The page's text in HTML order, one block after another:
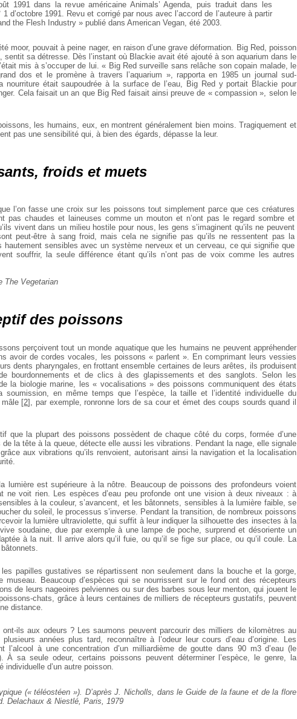
1991 dans la revue américaine Animals’ Agenda, puis traduit dans les
d’octobre 1991. Revu et corrigé par nous avec l’accord de l’auteure à partir
the Flesh Industry » publié dans American Vegan, été 2003.
moor, pouvait à peine nager, en raison d’une grave déformation. Big Red, poisson
sentit sa détresse. Dès l’instant où Blackie avait été ajouté à son aquarium dans le
mis à s’occuper de lui. « Big Red surveille sans relâche son copain malade, le
dos et le promène à travers l’aquarium », rapporta en 1985 un journal sud-
nourriture était saupoudrée à la surface de l’eau, Big Red y portait Blackie pour
Cela faisait un an que Big Red faisait ainsi preuve de « compassion », selon le
les humains, eux, en montrent généralement bien moins. Tragiquement et
pas une sensibilité qui, à bien des égards, dépasse la leur.
froids et muets
l’on fasse une croix sur les poissons tout simplement parce que ces créatures
pas chaudes et laineuses comme un mouton et n’ont pas le regard sombre et
vivent dans un milieu hostile pour nous, les gens s’imaginent qu’ils ne peuvent
peut-être à sang froid, mais cela ne signifie pas qu’ils ne ressentent pas la
hautement sensibles avec un système nerveux et un cerveau, ce qui signifie que
souffrir, la seule différence étant qu’ils n’ont pas de voix comme les autres
The Vegetarian
des poissons
perçoivent tout un monde aquatique que les humains ne peuvent appréhender
avoir de cordes vocales, les poissons « parlent ». En comprimant leurs vessies
dents pharyngales, en frottant ensemble certaines de leurs arêtes, ils produisent
bourdonnements et de clics à des glapissements et des sanglots. Selon les
la biologie marine, les « vocalisations » des poissons communiquent des états
soumission, en même temps que l’espèce, la taille et l’identité individuelle du
[2] , par exemple, ronronne lors de sa cour et émet des coups sourds quand il
que la plupart des poissons possèdent de chaque côté du corps, formée d’une
la tête à la queue, détecte elle aussi les vibrations. Pendant la nage, elle signale
aux vibrations qu’ils renvoient, autorisant ainsi la navigation et la localisation
lumière est supérieure à la nôtre. Beaucoup de poissons des profondeurs voient
ne voit rien. Les espèces d’eau peu profonde ont une vision à deux niveaux : à
à la couleur, s’avancent, et les bâtonnets, sensibles à la lumière faible, se
du soleil, le processus s’inverse. Pendant la transition, de nombreux poissons
la lumière ultraviolette, qui suffit à leur indiquer la silhouette des insectes à la
soudaine, due par exemple à une lampe de poche, surprend et désoriente un
à la nuit. Il arrive alors qu’il fuie, ou qu’il se fige sur place, ou qu’il coule. La
papilles gustatives se répartissent non seulement dans la bouche et la gorge,
Beaucoup d’espèces qui se nourrissent sur le fond ont des récepteurs
de leurs nageoires pelviennes ou sur des barbes sous leur menton, qui jouent le
chats, grâce à leurs centaines de milliers de récepteurs gustatifs, peuvent
distance.
ils aux odeurs ? Les saumons peuvent parcourir des milliers de kilomètres au
années plus tard, reconnaître à l’odeur leur cours d’eau d’origine. Les
l’alcool à une concentration d’un milliardième de goutte dans 90 m3 d’eau (le
À sa seule odeur, certains poissons peuvent déterminer l’espèce, le genre, la
individuelle d’un autre poisson.
(« téléostéen »). D’après J. Nicholls, dans le Guide de la faune et de la flore
Delachaux & Niestlé, Paris, 1979